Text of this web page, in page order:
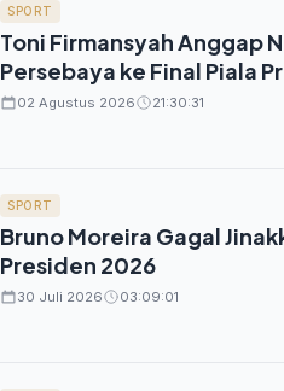
SPORT
Toni Firmansyah Anggap
Persebaya ke Final Piala
02 Agustus 2026 21:30:31
SPORT
Bruno Moreira Gagal
Presiden 2026
30 Juli 2026 03:09:01